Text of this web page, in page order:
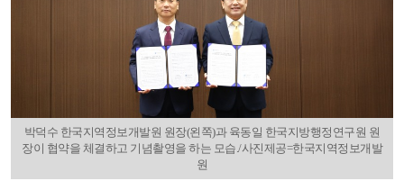
박덕수 한국지역정보개발원 원장(왼쪽)과 육동일 한국지방행정연구원 원
장이 협약을 체결하고 기념촬영을 하는 모습./사진제공=한국지역정보개발
원